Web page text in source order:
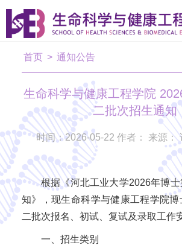
首页 > 通知公告
生命科学与健康工程学院
二批次招生通知
时间：2026-05-22 作者： 来源：
根据《河北工业大学2026年博
知》，现生命科学与健康工程学院
二批次报名、初试、复试及录取工作
一、招生类别